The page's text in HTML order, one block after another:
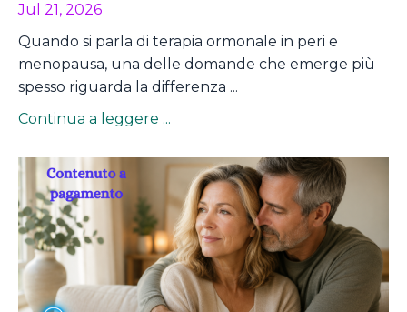
Jul 21, 2026
Quando si parla di terapia ormonale in peri e
menopausa, una delle domande che emerge più
spesso riguarda la differenza ...
Continua a leggere ...